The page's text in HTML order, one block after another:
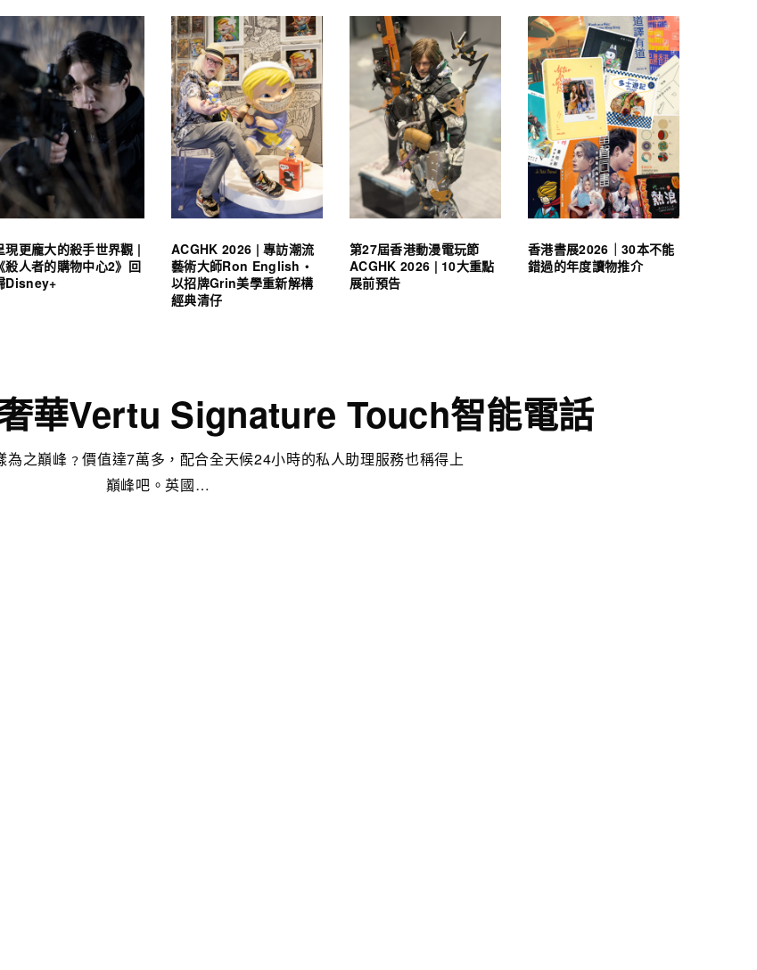
現更龐大的殺手世界觀 |
《殺人者的購物中心2》回
Disney+
ACGHK 2026 | 專訪潮流
藝術大師Ron English・
以招牌Grin美學重新解構
經典清仔
第27屆香港動漫電玩節
ACGHK 2026 | 10大重點
展前預告
香港書展2026｜30本不能
錯過的年度讀物推介
華Vertu Signature Touch智能電話
為之巔峰﹖價值達7萬多，配合全天候24小時的私人助理服務也稱得上
巔峰吧。英國…